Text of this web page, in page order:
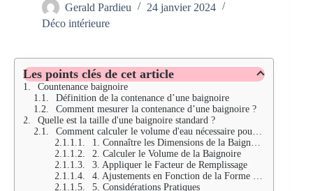
Gerald Pardieu
24 janvier 2024
Déco intérieure
Les points clés de cet article
Countenance baignoire
Définition de la contenance d’une baignoire
Comment mesurer la contenance d’une baignoire ?
Quelle est la taille d'une baignoire standard ?
Comment calculer le volume d'eau nécessaire pour remplir une baignoire ?
1. Connaître les Dimensions de la Baignoire
2. Calculer le Volume de la Baignoire
3. Appliquer le Facteur de Remplissage
4. Ajustements en Fonction de la Forme de la Baignoire
5. Considérations Pratiques